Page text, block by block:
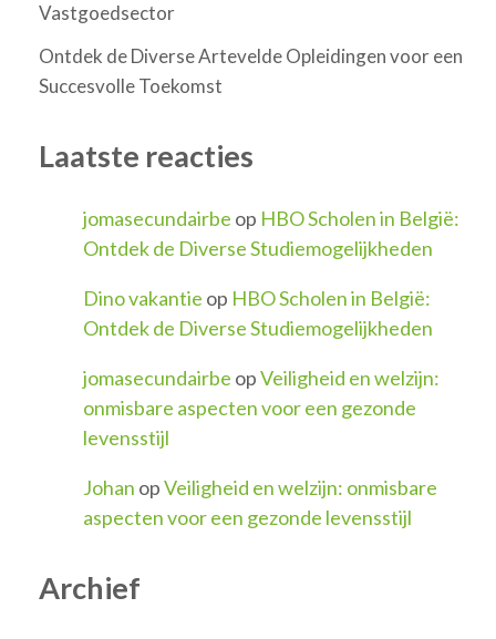
Vastgoedsector
Ontdek de Diverse Artevelde Opleidingen voor een
Succesvolle Toekomst
Laatste reacties
jomasecundairbe op HBO Scholen in België:
Ontdek de Diverse Studiemogelijkheden
Dino vakantie op HBO Scholen in België:
Ontdek de Diverse Studiemogelijkheden
jomasecundairbe opVeiligheid en welzijn:
onmisbare aspecten voor een gezonde
levensstijl
Johan opVeiligheid en welzijn: onmisbare
aspecten voor een gezonde levensstijl
Archief